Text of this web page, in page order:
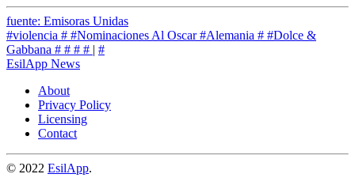
fuente: Emisoras Unidas
#violencia # #Nominaciones Al Oscar #Alemania # #Dolce &
Gabbana # # # # | #
EsilApp News
About
Privacy Policy
Licensing
Contact
© 2022 EsilApp.